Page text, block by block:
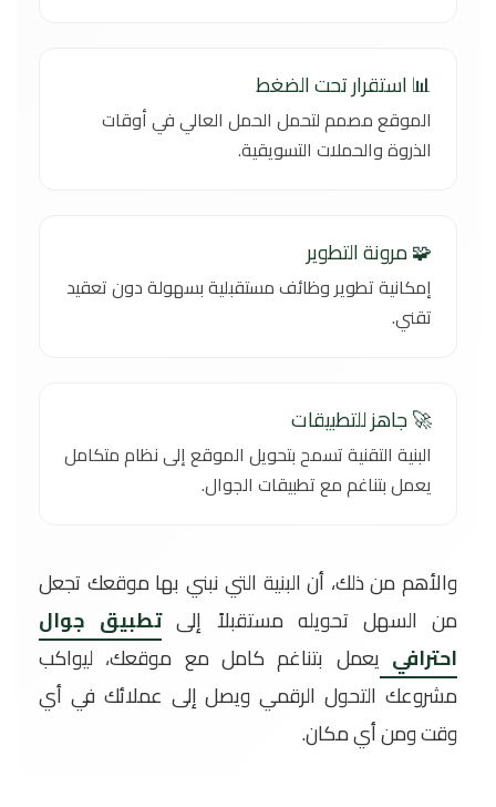
📊 استقرار تحت الضغط
الموقع مصمم لتحمل الحمل العالي في أوقات
الذروة والحملات التسويقية.
🧩 مرونة التطوير
إمكانية تطوير وظائف مستقبلية بسهولة دون تعقيد
تقني.
🚀 جاهز للتطبيقات
البنية التقنية تسمح بتحويل الموقع إلى نظام متكامل
يعمل بتناغم مع تطبيقات الجوال.
والأهم من ذلك، أن البنية التي نبني بها موقعك تجعل
من السهل تحويله مستقبلاً إلىتطبيق جوال
احترافي يعمل بتناغم كامل مع موقعك، ليواكب
مشروعك التحول الرقمي ويصل إلى عملائك في أي
وقت ومن أي مكان.